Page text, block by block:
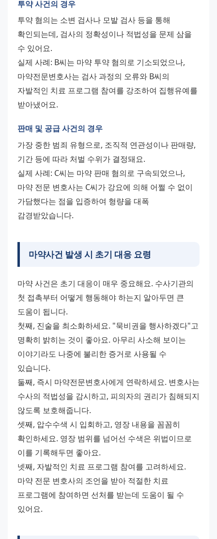
투약 사건의 경우
투약 혐의는 소변 검사나 모발 검사 등을 통해
확인되는데, 검사의 정확성이나 적법성을 문제 삼을
수 있어요.
실제 사례: B씨는 마약 투약 혐의로 기소되었으나,
마약전문변호사는 검사 과정의 오류와 B씨의
자발적인 치료 프로그램 참여를 강조하여 집행유예를
받아냈어요.
판매 및 공급 사건의 경우
가장 중한 범죄 유형으로, 조직적 연관성이나 판매량,
기간 등에 따라 처벌 수위가 결정돼요.
실제 사례: C씨는 마약 판매 혐의로 구속되었으나,
마약 전문 변호사는 C씨가 강요에 의해 어쩔 수 없이
가담했다는 점을 입증하여 형량을 대폭
감경받았습니다.
마약사건 발생 시 초기 대응 요령
마약 사건은 초기 대응이 매우 중요해요. 수사기관의
첫 접촉부터 어떻게 행동해야 하는지 알아두면 큰
도움이 됩니다.
첫째, 진술을 최소화하세요. "묵비권을 행사하겠다"고
명확히 밝히는 것이 좋아요. 아무리 사소해 보이는
이야기라도 나중에 불리한 증거로 사용될 수
있습니다.
둘째, 즉시 마약전문변호사에게 연락하세요. 변호사는
수사의 적법성을 감시하고, 피의자의 권리가 침해되지
않도록 보호해줍니다.
셋째, 압수수색 시 입회하고, 영장 내용을 꼼꼼히
확인하세요. 영장 범위를 넘어선 수색은 위법이므로
이를 기록해두면 좋아요.
넷째, 자발적인 치료 프로그램 참여를 고려하세요.
마약 전문 변호사의 조언을 받아 적절한 치료
프로그램에 참여하면 선처를 받는데 도움이 될 수
있어요.